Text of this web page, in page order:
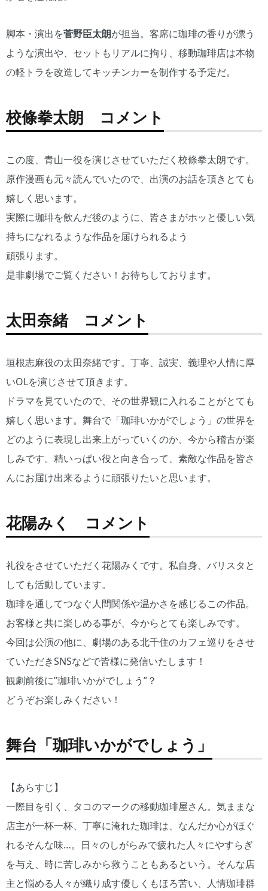
脚本・演出を菅野臣太朗が担当。客席に珈琲の香りが漂う
ような演出や、セットもリアルに拘り、移動珈琲店は本物
の軽トラを改造してキッチンカーを制作する予定だ。
校條拳太朗 コメント
この度、青山一役を演じさせていただく校條拳太朗です。
原作漫画も元々読んでいたので、出演のお話を頂きとても
嬉しく思います。
実際に珈琲を飲んだ後のように、皆さまがホッと優しい気
持ちになれるような作品を届けられるよう
頑張ります。
是非劇場でご覧ください！お待ちしております。
太田奈緒 コメント
垣根志麻役の太田奈緒です。丁寧、誠実、義理や人情に厚
いOLを演じさせて頂きます。
ドラマを見ていたので、その世界観に入れることがとても
嬉しく思います。舞台で「珈琲いかがでしょう」の世界を
どのように表現し出来上がっていくのか、今から稽古が楽
しみです。精いっぱい役と向き合って、素敵な作品を皆さ
んにお届け出来るように頑張りたいと思います。
花陽みく コメント
礼役をさせていただく花陽みくです。私自身、バリスタと
しても活動しています。
珈琲を通してつなぐ人間関係や温かさを感じるこの作品。
お客様と共に楽しめる事が、今からとても楽しみです。
今回は公演の他に、劇場のある北千住のカフェ巡りをさせ
ていただきSNSなどで皆様に発信いたします！
観劇前後に”珈琲いかがでしょう”？
どうぞお楽しみください！
舞台「珈琲いかがでしょう」
【あらすじ】
一際目を引く、タコのマークの移動珈琲屋さん。気ままな
店主が一杯一杯、丁寧に淹れた珈琲は、なんだか心がほぐ
れるそんな味…。日々のしがらみで疲れた人々にやすらぎ
を与え、時に苦しみから救うこともあるという。そんな店
主と悩める人々が織り成す優しくもほろ苦い、人情珈琲群